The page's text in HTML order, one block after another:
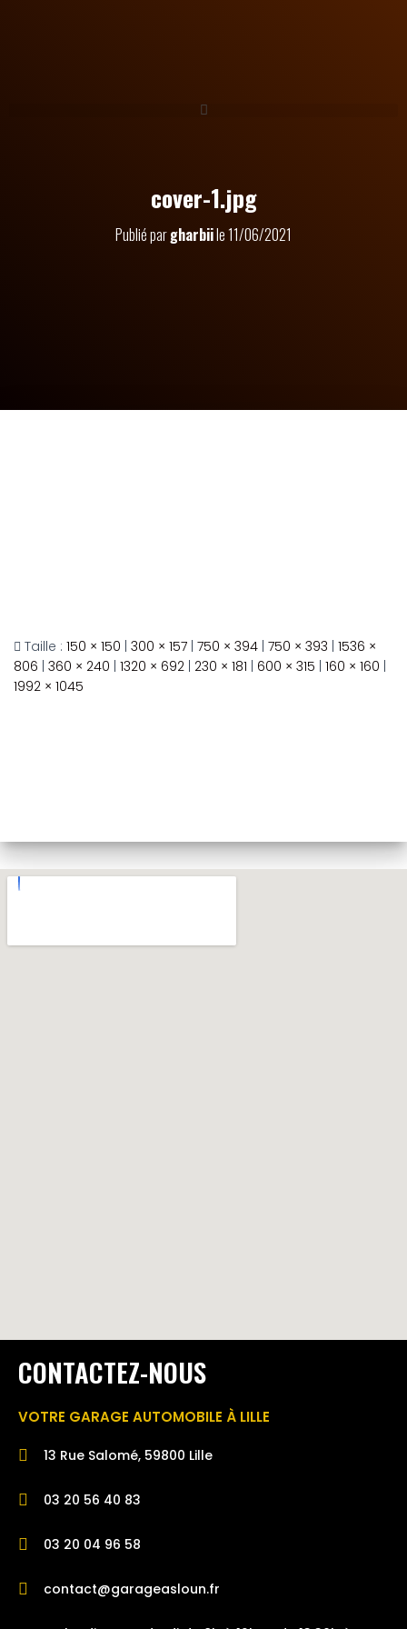
cover-1.jpg
Publié pargharbiile11/06/2021
Taille : 150 × 150 300 × 157 750 × 394 750 × 393 1536 ×
806 360 × 240 1320 × 692 230 × 181 600 × 315 160 × 160
1992 × 1045
CONTACTEZ-NOUS
VOTRE GARAGE AUTOMOBILE À LILLE
13 Rue Salomé, 59800 Lille
03 20 56 40 83
03 20 04 96 58
contact@garageasloun.fr